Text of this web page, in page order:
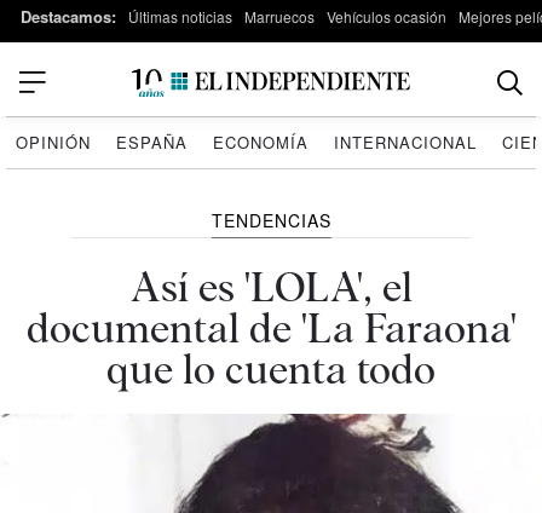
Destacamos: Últimas noticias Marruecos Vehículos ocasión Mejores
OPINIÓN ESPAÑA ECONOMÍA INTERNACIONAL
TENDENCIAS
Así es 'LOLA', el
documental de 'La Faraona'
que lo cuenta todo